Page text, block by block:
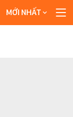
MỚI NHẤT